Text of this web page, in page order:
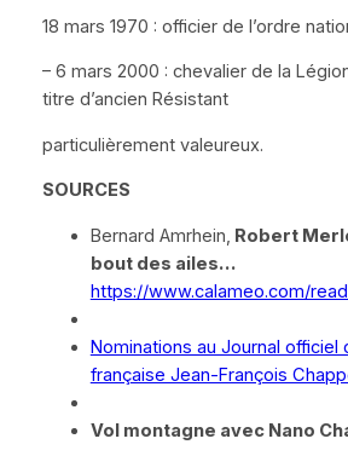
18 mars 1970 : officier de l’ordre
– 6 mars 2000 : chevalier de la
titre d’ancien Résistant
particulièrement valeureux.
SOURCES
Bernard Amrhein, Robert
bout des ailes…
https://www.calameo.com/
Nominations au Journal officiel
française Jean-François
Vol montagne avec Nano